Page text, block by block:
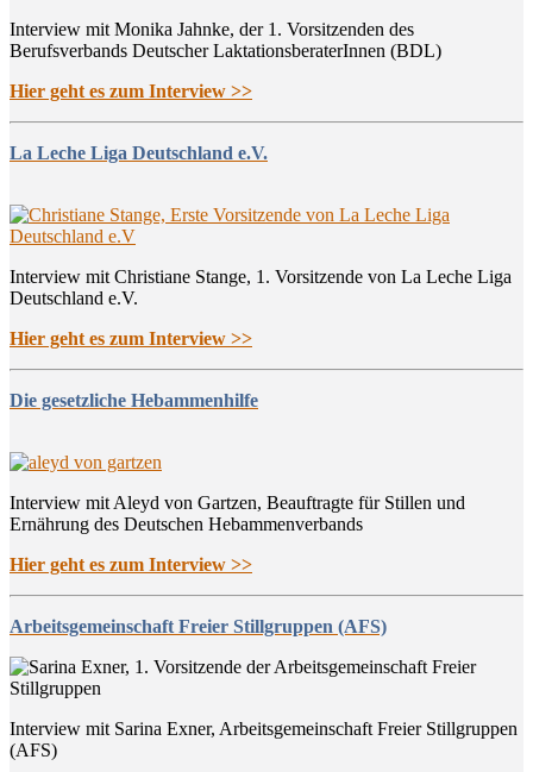
Interview mit Monika Jahnke, der 1. Vorsitzenden des
Berufsverbands Deutscher LaktationsberaterInnen (BDL)
Hier geht es zum Interview >>
La Leche Liga Deutschland e.V.
Interview mit Christiane Stange, 1. Vorsitzende von La Leche Liga
Deutschland e.V.
Hier geht es zum Interview >>
Die gesetzliche Hebammenhilfe
Interview mit Aleyd von Gartzen, Beauftragte für Stillen und
Ernährung des Deutschen Hebammenverbands
Hier geht es zum Interview >>
Arbeitsgemeinschaft Freier Stillgruppen (AFS)
Interview mit Sarina Exner, Arbeitsgemeinschaft Freier Stillgruppen
(AFS)